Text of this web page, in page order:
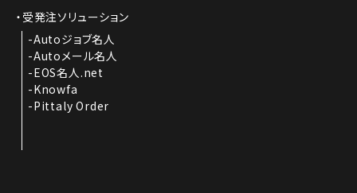
受発注ソリューション
Autoジョブ名人
Autoメール名人
EOS名人.net
Knowfa
Pittaly Order